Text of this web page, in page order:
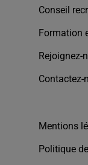
Conseil
Formation
Rejoignez-
Contactez-
Mentions
Politique